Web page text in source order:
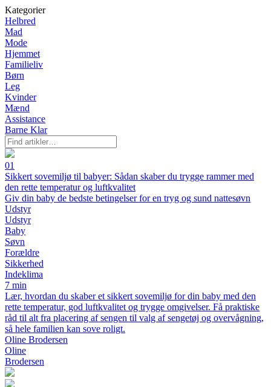
Kategorier
Helbred
Mad
Mode
Hjemmet
Familieliv
Børn
Leg
Kvinder
Mænd
Assistance
Barne Klar
01
Sikkert sovemiljø til babyer: Sådan skaber du trygge rammer med
den rette temperatur og luftkvalitet
Giv din baby de bedste betingelser for en tryg og sund nattesøvn
Udstyr
Udstyr
Baby
Søvn
Forældre
Sikkerhed
Indeklima
7 min
Lær, hvordan du skaber et sikkert sovemiljø for din baby med den
rette temperatur, god luftkvalitet og trygge omgivelser. Få praktiske
råd til alt fra placering af sengen til valg af sengetøj og overvågning,
så hele familien kan sove roligt.
Oline Brodersen
Oline
Brodersen